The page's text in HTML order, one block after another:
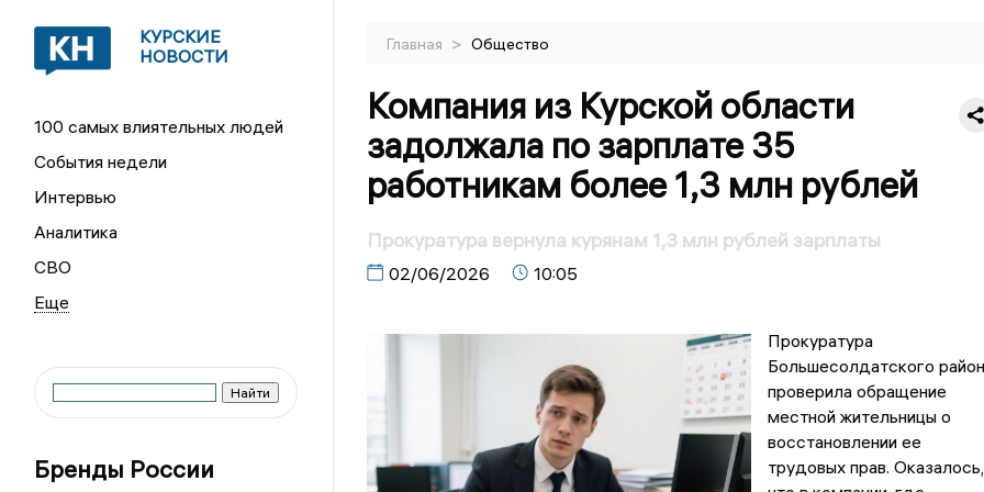
КУРСКИЕ
НОВОСТИ
100 самых влиятельных людей
События недели
Интервью
Аналитика
СВО
Бренды России
Главная > Общество
Компания из Курской области
задолжала по зарплате 35
работникам более 1,3 млн рублей
Прокуратура вернула курянам 1,3 млн рублей зарплаты
02/06/2026 10:05
Прокуратура
Большесолдатского
проверила обращение
местной жительницы о
восстановлении ее
трудовых прав. Оказалось,